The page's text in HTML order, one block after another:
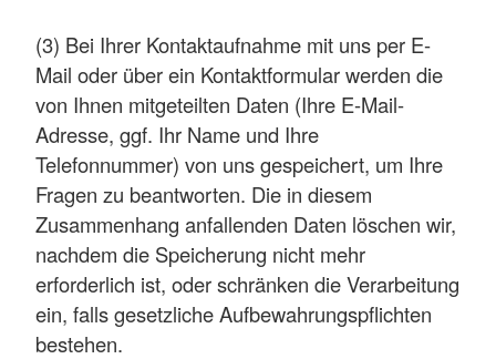
(3) Bei Ihrer Kontaktaufnahme mit uns per E-
Mail oder über ein Kontaktformular werden die
von Ihnen mitgeteilten Daten (Ihre E-Mail-
Adresse, ggf. Ihr Name und Ihre
Telefonnummer) von uns gespeichert, um Ihre
Fragen zu beantworten. Die in diesem
Zusammenhang anfallenden Daten löschen wir,
nachdem die Speicherung nicht mehr
erforderlich ist, oder schränken die Verarbeitung
ein, falls gesetzliche Aufbewahrungspflichten
bestehen.